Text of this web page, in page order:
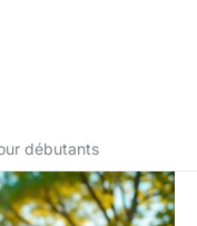
débutants